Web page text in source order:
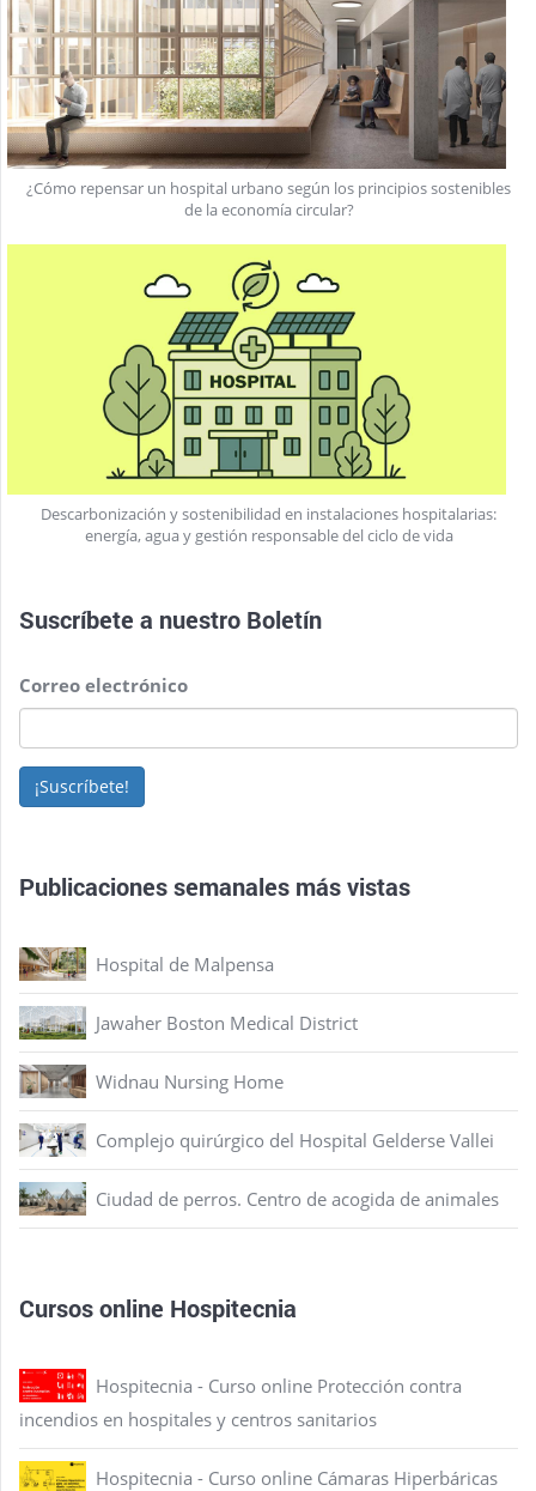
¿Cómo repensar un hospital urbano según los principios sostenibles
de la economía circular?
Descarbonización y sostenibilidad en instalaciones hospitalarias:
energía, agua y gestión responsable del ciclo de vida
Suscríbete a nuestro Boletín
Correo electrónico
¡Suscríbete!
Publicaciones semanales más vistas
Hospital de Malpensa
Jawaher Boston Medical District
Widnau Nursing Home
Complejo quirúrgico del Hospital Gelderse Vallei
Ciudad de perros. Centro de acogida de animales
Cursos online Hospitecnia
Hospitecnia - Curso online Protección contra
incendios en hospitales y centros sanitarios
Hospitecnia - Curso online Cámaras Hiperbáricas